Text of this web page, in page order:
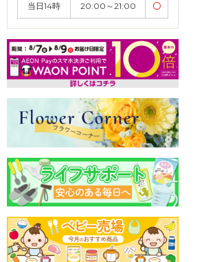
当日14時 20:00～21:00 〇